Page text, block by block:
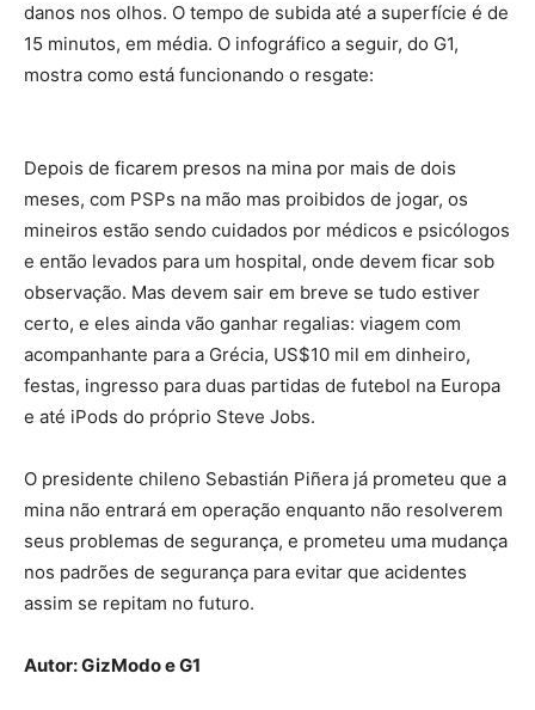
danos nos olhos. O tempo de subida até a superfície é de
15 minutos, em média. O infográfico a seguir, do G1,
mostra como está funcionando o resgate:
Depois de ficarem presos na mina por mais de dois
meses, com PSPs na mão mas proibidos de jogar, os
mineiros estão sendo cuidados por médicos e psicólogos
e então levados para um hospital, onde devem ficar sob
observação. Mas devem sair em breve se tudo estiver
certo, e eles ainda vão ganhar regalias: viagem com
acompanhante para a Grécia, US$10 mil em dinheiro,
festas, ingresso para duas partidas de futebol na Europa
e até iPods do próprio Steve Jobs.
O presidente chileno Sebastián Piñera já prometeu que a
mina não entrará em operação enquanto não resolverem
seus problemas de segurança, e prometeu uma mudança
nos padrões de segurança para evitar que acidentes
assim se repitam no futuro.
Autor: GizModo e G1